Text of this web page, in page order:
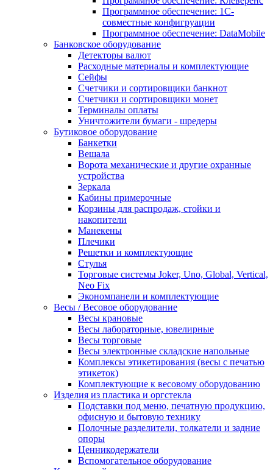
Программное обеспечение: 1С-
совместные конфигруации
Программное обеспечение: DataMobile
Банковское оборудование
Детекторы валют
Расходные материалы и комплектующие
Сейфы
Счетчики и сортировщики банкнот
Счетчики и сортировщики монет
Терминалы оплаты
Уничтожители бумаги - шредеры
Бутиковое оборудование
Банкетки
Вешала
Ворота механические и другие охранные
устройства
Зеркала
Кабины примерочные
Корзины для распродаж, стойки и
накопители
Манекены
Плечики
Решетки и комплектующие
Стулья
Торговые системы Joker, Uno, Global, Vertical,
Neo Fix
Экономпанели и комплектующие
Весы / Весовое оборудование
Весы крановые
Весы лабораторные, ювелирные
Весы торговые
Весы электронные складские напольные
Комплексы этикетирования (весы с печатью
этикеток)
Комплектующие к весовому оборудованию
Изделия из пластика и оргстекла
Подставки под меню, печатную продукцию,
офисную и бытовую технику
Полочные разделители, толкатели и задние
опоры
Ценникодержатели
Вспомогательное оборудование